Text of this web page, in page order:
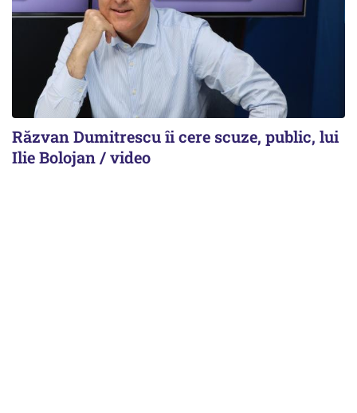
Răzvan Dumitrescu îi cere scuze, public, lui
Ilie Bolojan / video